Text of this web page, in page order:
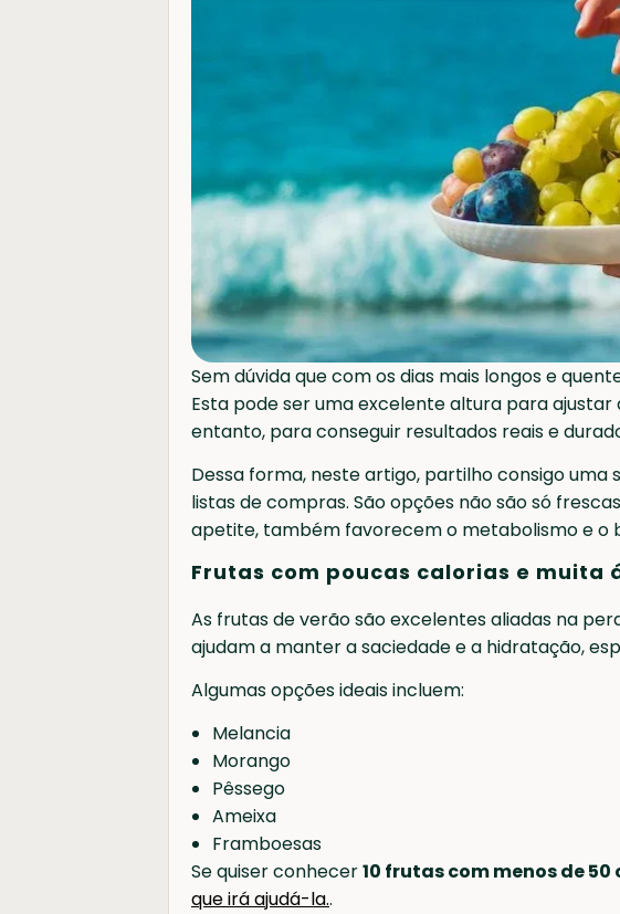
Sem dúvida que com os dias mais longos e
Esta pode ser uma excelente altura para
entanto, para conseguir resultados reais e
Dessa forma, neste artigo, partilho consigo uma
listas de compras. São opções não são só
apetite, também favorecem o metabolismo e o
Frutas com poucas calorias e muita
As frutas de verão são excelentes aliadas na
ajudam a manter a saciedade e a hidratação,
Algumas opções ideais incluem:
Melancia
Morango
Pêssego
Ameixa
Framboesas
Se quiser conhecer10 frutas com menos de
que irá ajudá-la..